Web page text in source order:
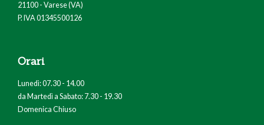
21100 - Varese (VA)
P. IVA 01345500126
Orari
Lunedì: 07.30 - 14.00
da Martedì a Sabato: 7.30 - 19.30
Domenica Chiuso